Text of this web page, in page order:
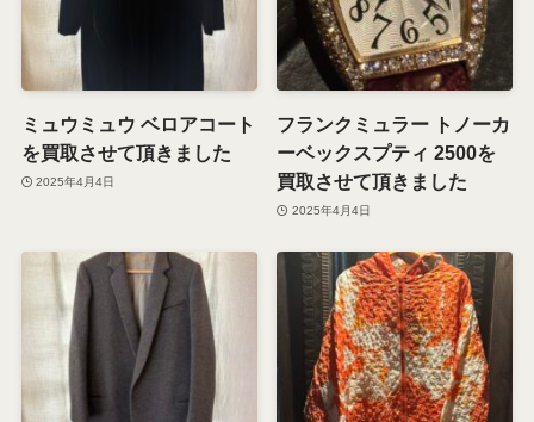
ミュウミュウ ベロアコート
を買取させて頂きました
2025年4月4日
フランクミュラー トノーカ
ーベックスプティ 2500を
買取させて頂きました
2025年4月4日